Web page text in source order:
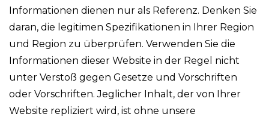
Informationen dienen nur als Referenz. Denken Sie
daran, die legitimen Spezifikationen in Ihrer Region
und Region zu überprüfen. Verwenden Sie die
Informationen dieser Website in der Regel nicht
unter Verstoß gegen Gesetze und Vorschriften
oder Vorschriften. Jeglicher Inhalt, der von Ihrer
Website repliziert wird, ist ohne unsere